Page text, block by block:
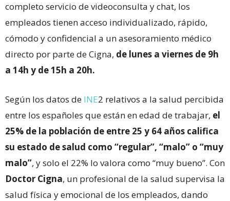
completo servicio de videoconsulta y chat, los
empleados tienen acceso individualizado, rápido,
cómodo y confidencial a un asesoramiento médico
directo por parte de Cigna, de lunes a viernes de 9h
a 14h y de 15h a 20h.
Según los datos de INE2 relativos a la salud percibida
entre los españoles que están en edad de trabajar, el
25% de la población de entre 25 y 64 años califica
su estado de salud como “regular”, “malo” o “muy
malo”, y solo el 22% lo valora como “muy bueno”. Con
Doctor Cigna, un profesional de la salud supervisa la
salud física y emocional de los empleados, dando